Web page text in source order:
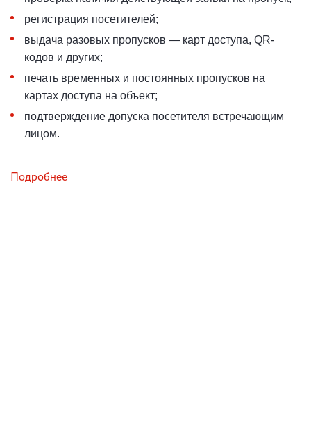
регистрация посетителей;
выдача разовых пропусков — карт доступа, QR-
кодов и других;
печать временных и постоянных пропусков на
картах доступа на объект;
подтверждение допуска посетителя встречающим
лицом.
Подробнее